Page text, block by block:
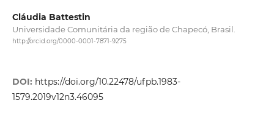
Cláudia Battestin
Universidade Comunitária da região de Chapecó, Brasil.
http://orcid.org/0000-0001-7871-9275
DOI: https://doi.org/10.22478/ufpb.1983-
1579.2019v12n3.46095